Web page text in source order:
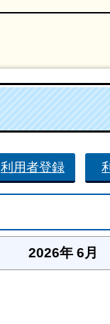
利用者登録
2026年 6月